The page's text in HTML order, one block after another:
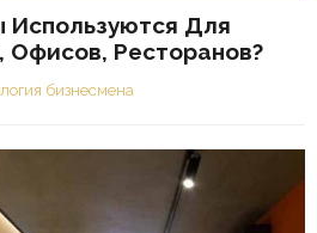
Для
Офисов, Ресторанов?
бизнесмена